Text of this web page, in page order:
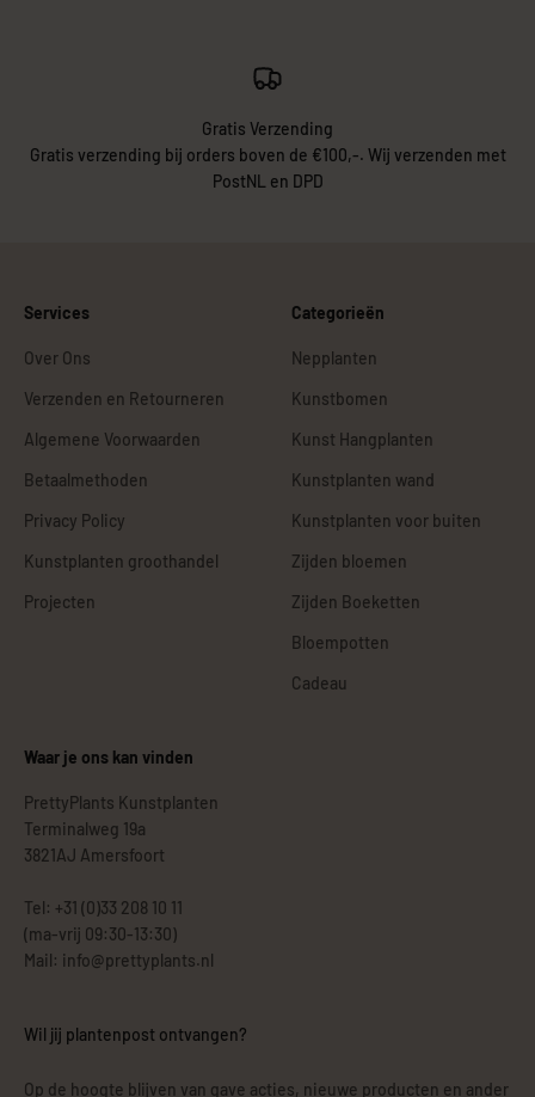
Gratis Verzending
Gratis verzending bij orders boven de €100,-. Wij verzenden met
PostNL en DPD
Services
Over Ons
Verzenden en Retourneren
Algemene Voorwaarden
Betaalmethoden
Privacy Policy
Kunstplanten groothandel
Projecten
Categorieën
Nepplanten
Kunstbomen
Kunst Hangplanten
Kunstplanten wand
Kunstplanten voor buiten
Zijden bloemen
Zijden Boeketten
Bloempotten
Cadeau
Waar je ons kan vinden
PrettyPlants Kunstplanten
Terminalweg 19a
3821AJ Amersfoort
Tel: +31 (0)33 208 10 11
(ma-vrij 09:30-13:30)
Mail: info@prettyplants.nl
Wil jij plantenpost ontvangen?
Op de hoogte blijven van gave acties, nieuwe producten en ander